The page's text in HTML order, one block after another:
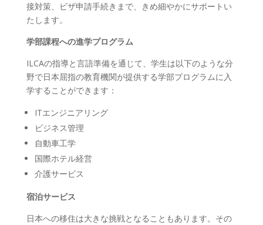
接対策、ビザ申請手続きまで、きめ細やかにサポートい
たします。
学部課程への進学プログラム
ILCAの指導と言語準備を通じて、学生は以下のような分
野で日本屈指の教育機関が提供する学部プログラムに入
学することができます：
ITエンジニアリング
ビジネス管理
自動車工学
国際ホテル経営
介護サービス
宿泊サービス
日本への移住は大きな挑戦となることもあります。その